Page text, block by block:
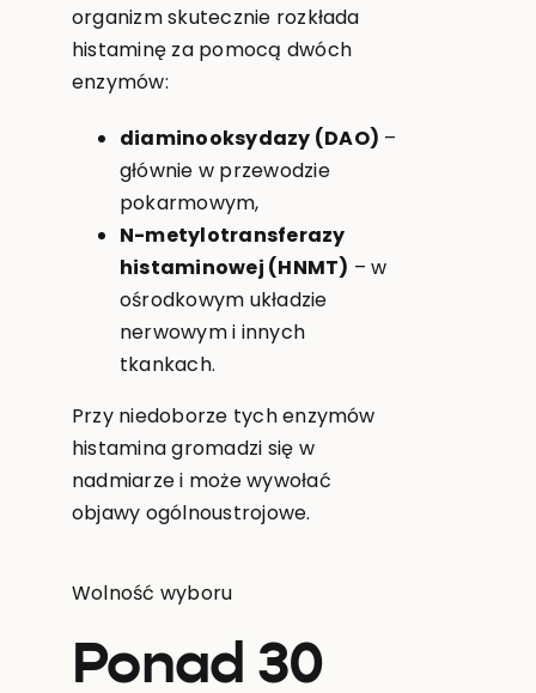
organizm skutecznie rozkłada
histaminę za pomocą dwóch
enzymów:
diaminooksydazy (DAO) –
głównie w przewodzie
pokarmowym,
N-metylotransferazy
histaminowej (HNMT) – w
ośrodkowym układzie
nerwowym i innych
tkankach.
Przy niedoborze tych enzymów
histamina gromadzi się w
nadmiarze i może wywołać
objawy ogólnoustrojowe.
Wolność wyboru
Ponad 30